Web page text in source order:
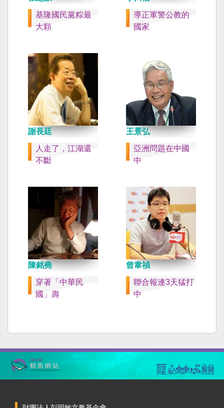
基隆國民黨粽最
大顆
導正軍警公教的
國家
謝長廷
人走了，江湖還
不斷
王景弘
亞洲問題在中國
中
陳銘堯
穿著「中華民
國」壽
曾韋禎
聯合報連3天猛打
中